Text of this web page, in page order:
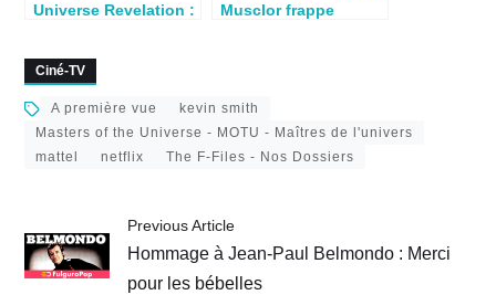
Universe Revelation :
Musclor frappe
Ciné-TV
A première vue
kevin smith
Masters of the Universe - MOTU - Maîtres de l'univers
mattel
netflix The F-Files - Nos Dossiers
Previous Article
Hommage à Jean-Paul Belmondo : Merci
pour les bébelles